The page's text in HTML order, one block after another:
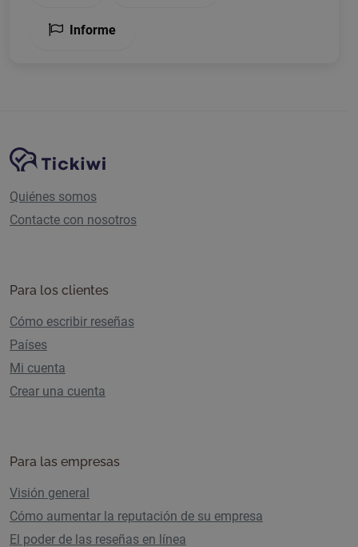
Informe
Navegación del sitio
Plataforma Tickiwi
Quiénes somos
Contacte con nosotros
Para los clientes
Cómo escribir reseñas
Países
Mi cuenta
Crear una cuenta
Para las empresas
Visión general
Cómo aumentar la reputación de su empresa
El poder de las reseñas en línea